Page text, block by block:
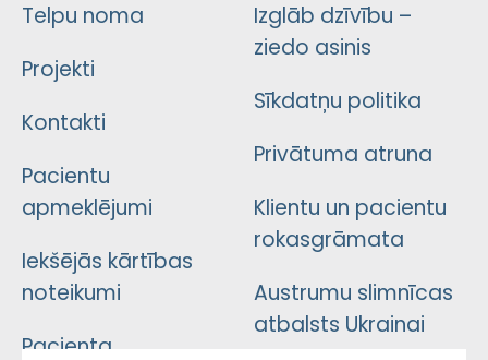
Telpu noma
Projekti
Kontakti
Pacientu
apmeklējumi
Iekšējās kārtības
noteikumi
Pacienta
Izglāb dzīvību –
ziedo asinis
Sīkdatņu politika
Privātuma atruna
Klientu un pacientu
rokasgrāmata
Austrumu slimnīcas
atbalsts Ukrainai